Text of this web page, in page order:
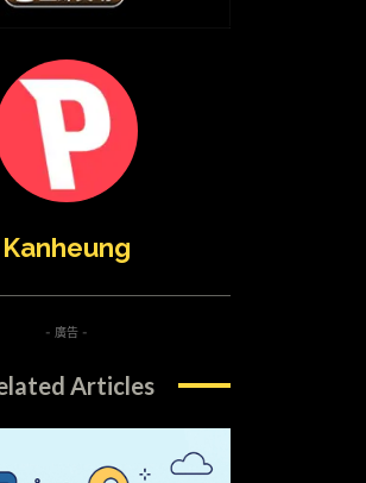
Kanheung
- 廣告 -
Articles